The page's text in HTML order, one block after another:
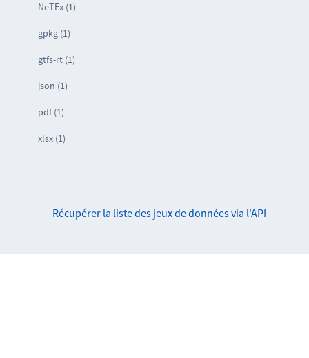
NeTEx (1)
gpkg (1)
gtfs-rt (1)
json (1)
pdf (1)
xlsx (1)
Récupérer la liste des jeux de données via l'API -